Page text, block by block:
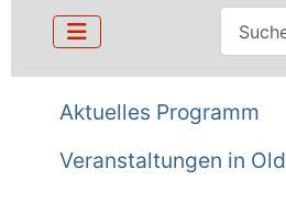
Suchen
Aktuelles Programm
Veranstaltungen in